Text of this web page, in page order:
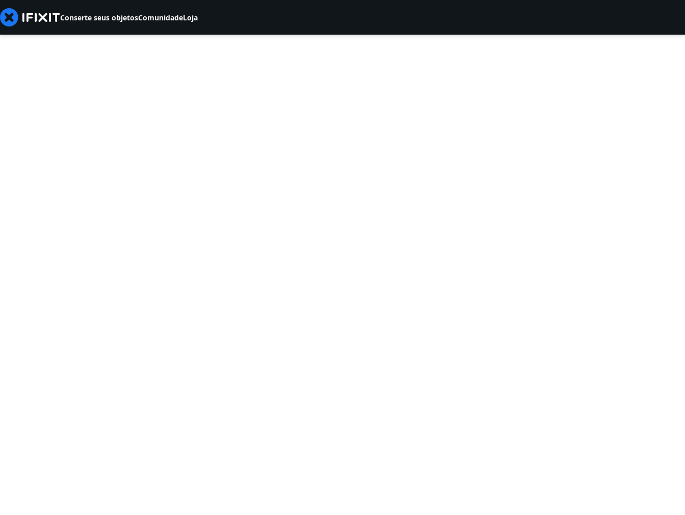
Conserte seus objetosComunidadeLoja